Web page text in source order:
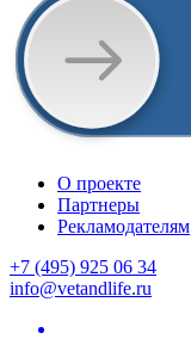
О проекте
Партнеры
Рекламодателям
+7 (495) 925 06 34
info@vetandlife.ru